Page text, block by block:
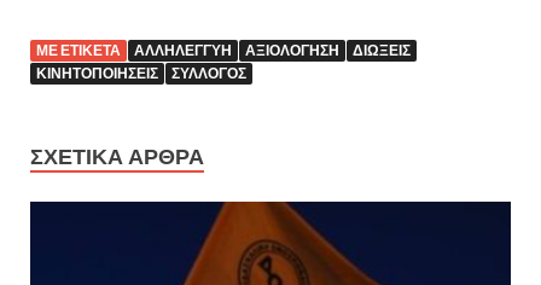
ΜΕ ΕΤΙΚΈΤΑ ΑΛΛΗΛΕΓΓΎΗ ΑΞΙΟΛΌΓΗΣΗ
ΔΙΏΞΕΙΣ
ΚΙΝΗΤΟΠΟΙΉΣΕΙΣ
ΣΎΛΛΟΓΟΣ
ΣΧΕΤΙΚΆ ΆΡΘΡΑ